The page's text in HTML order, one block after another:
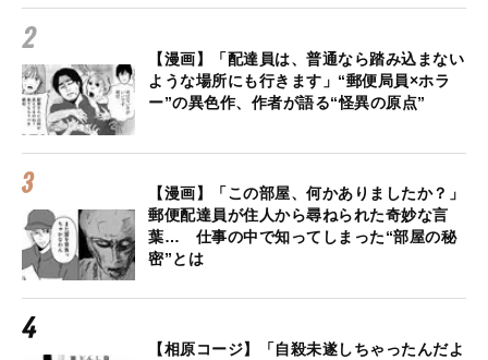
【漫画】「配達員は、普通なら踏み込まない
ような場所にも行きます」“郵便局員×ホラ
ー”の異色作、作者が語る“怪異の原点”
【漫画】「この部屋、何かありましたか？」
郵便配達員が住人から尋ねられた奇妙な言
葉… 仕事の中で知ってしまった“部屋の秘
密”とは
【相原コージ】「自殺未遂しちゃったんだよ